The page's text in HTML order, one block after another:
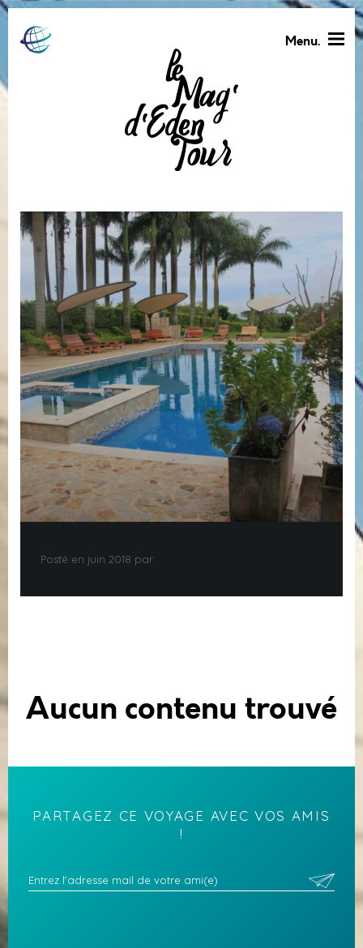
Menu.
Posté en juin 2018 par
Aucun contenu trouvé
PARTAGEZ CE VOYAGE AVEC VOS AMIS
!